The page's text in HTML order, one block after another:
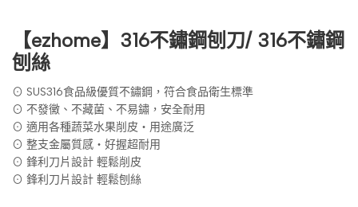
【ezhome】316不鏽鋼刨刀/ 316不鏽鋼
刨絲
⊙ SUS316食品級優質不鏽鋼，符合食品衛生標準
⊙ 不發黴、不藏菌、不易鏽，安全耐用
⊙ 適用各種蔬菜水果削皮・用途廣泛
⊙ 整支金屬質感・好握超耐用
⊙ 鋒利刀片設計 輕鬆削皮
⊙ 鋒利刀片設計 輕鬆刨絲